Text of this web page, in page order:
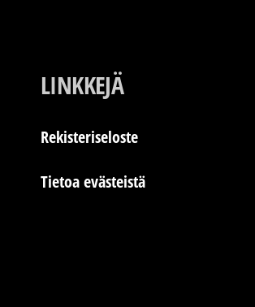
LINKKEJÄ
Rekisteriseloste
Tietoa evästeistä